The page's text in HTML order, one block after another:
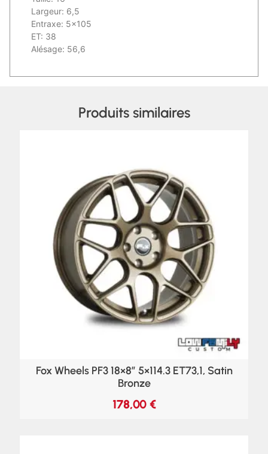
Largeur: 6,5
Entraxe: 5×105
ET: 38
Alésage: 56,6
Produits similaires
Fox Wheels PF3 18×8″ 5×114.3 ET73,1, Satin
Bronze
178,00 €